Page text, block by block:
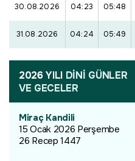
30.08.2026 04:23 05:48
31.08.2026 04:24 05:49
2026 YILI DİNİ GÜNLER
VE GECELER
Miraç Kandili
15 Ocak 2026 Perşembe
26 Recep 1447